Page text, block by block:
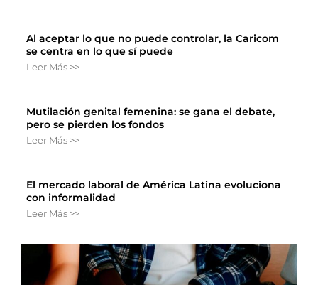
Al aceptar lo que no puede controlar, la Caricom
se centra en lo que sí puede
Leer Más >>
Mutilación genital femenina: se gana el debate,
pero se pierden los fondos
Leer Más >>
El mercado laboral de América Latina evoluciona
con informalidad
Leer Más >>